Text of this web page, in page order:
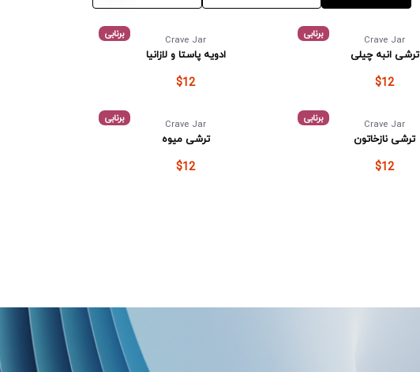
برنابی Crave Jar
ترشی انبه چیلی
$12
برنابی Crave Jar
ادویه پاستا و لازانیا
$12
برنابی Crave Jar
ترشی نازخاتون
$12
برنابی Crave Jar
ترشی میوه
$12